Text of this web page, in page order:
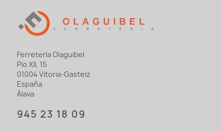
Ferretería Olaguibel
Pio XII, 15
01004 Vitoria-Gasteiz
España
Álava
945 23 18 09